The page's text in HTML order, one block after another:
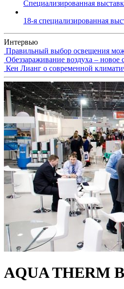
Специализированная
18-я специализированная
Интервью
Правильный выбор освещения
Обеззараживание воздуха – новое
Кен Лианг о современной
AQUA THERM